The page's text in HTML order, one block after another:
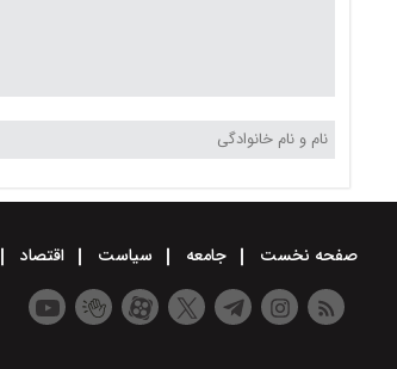
صفحه نخست جامعه سیاست اقتصاد